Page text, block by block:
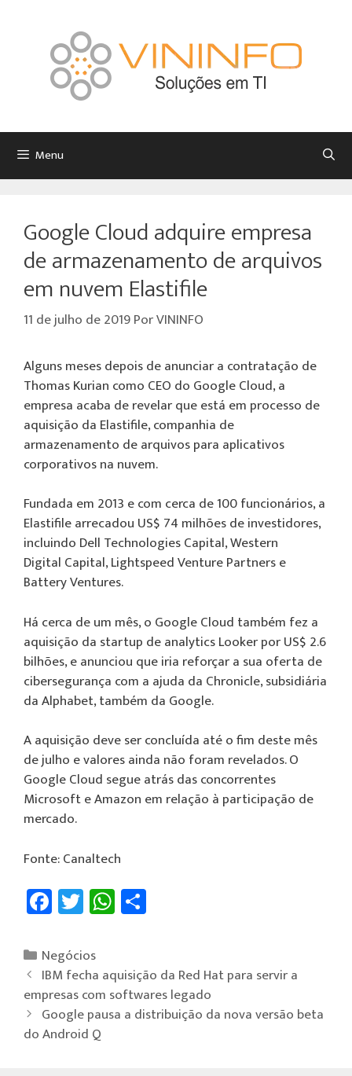
Menu
Google Cloud adquire empresa
de armazenamento de arquivos
em nuvem Elastifile
11 de julho de 2019PorVININFO
Alguns meses depois de anunciar a contratação de
Thomas Kurian como CEO do Google Cloud, a
empresa acaba de revelar que está em processo de
aquisição da Elastifile, companhia de
armazenamento de arquivos para aplicativos
corporativos na nuvem.
Fundada em 2013 e com cerca de 100 funcionários, a
Elastifile arrecadou US$ 74 milhões de investidores,
incluindo Dell Technologies Capital, Western
Digital Capital, Lightspeed Venture Partners e
Battery Ventures.
Há cerca de um mês, o Google Cloud também fez a
aquisição da startup de analytics Looker por US$ 2.6
bilhões, e anunciou que iria reforçar a sua oferta de
cibersegurança com a ajuda da Chronicle, subsidiária
da Alphabet, também da Google.
A aquisição deve ser concluída até o fim deste mês
de julho e valores ainda não foram revelados. O
Google Cloud segue atrás das concorrentes
Microsoft e Amazon em relação à participação de
mercado.
Fonte: Canaltech
Fa
ce
b
o
ok
T
wi
tt
er
W
h
sA
p
p
Negócios
IBM fecha aquisição da Red Hat para servir a
empresas com softwares legado
Google pausa a distribuição da nova versão beta
do Android Q